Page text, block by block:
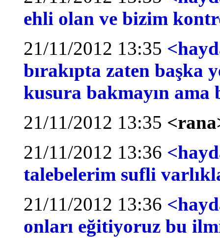
ehli olan ve bizim
21/11/2012 13:35
bırakıpta zaten başka
kusura bakmayın ama
21/11/2012 13:35
21/11/2012 13:36
talebelerim sufli
21/11/2012 13:36
onları eğitiyoruz bu